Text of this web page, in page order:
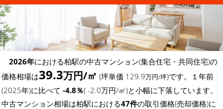
2026年における柏駅の中古マンション(集合住宅・共同住宅)の
価格相場は39.3万円/㎡ (坪単価 129.9万円/坪)です。１年前
(2025年)に比べて -4.8％( -2.0万円/㎡)と小幅に下落しています。
中古マンション相場は柏駅における47件の取引価格(売却価格)に